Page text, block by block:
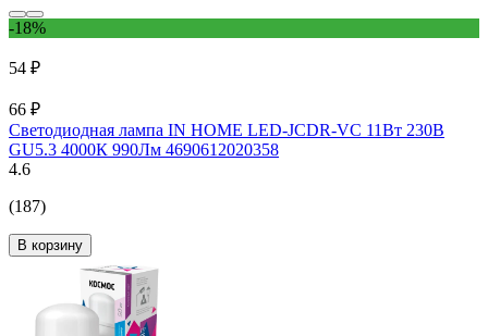
-18%
54 ₽
66 ₽
Светодиодная лампа IN HOME LED-JCDR-VC 11Вт 230В
GU5.3 4000К 990Лм 4690612020358
4.6
(187)
В корзину